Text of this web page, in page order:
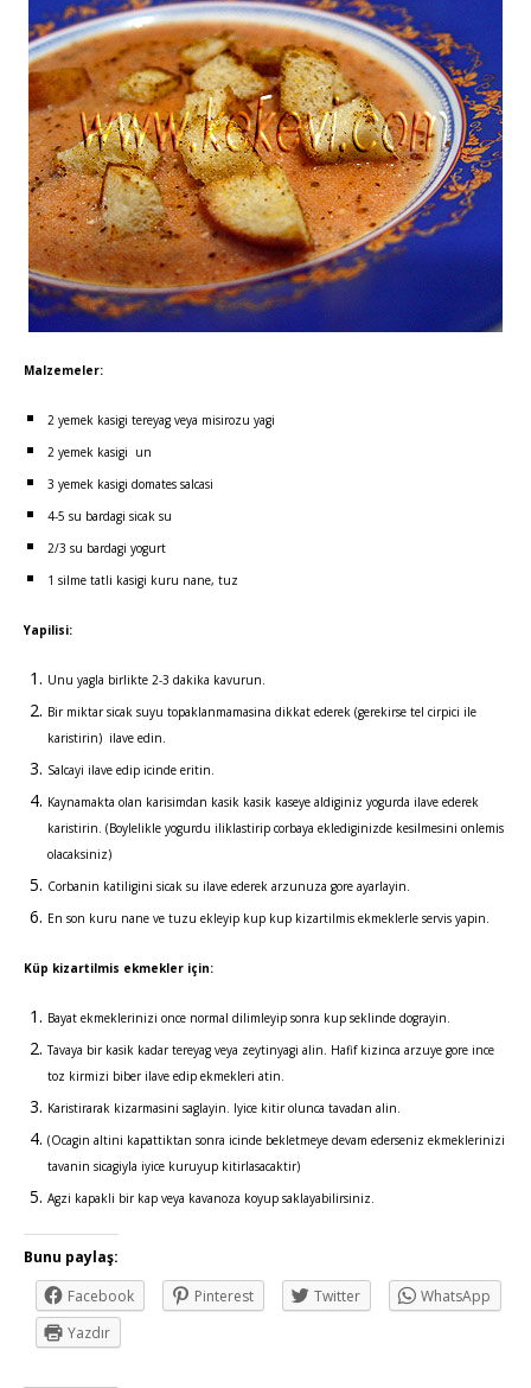
Malzemeler:
2 yemek kasigi tereyag veya misirozu yagi
2 yemek kasigi un
3 yemek kasigi domates salcasi
4-5 su bardagi sicak su
2/3 su bardagi yogurt
1 silme tatli kasigi kuru nane, tuz
Yapilisi:
Unu yagla birlikte 2-3 dakika kavurun.
Bir miktar sicak suyu topaklanmamasina dikkat ederek (gerekirse tel cirpici ile
karistirin) ilave edin.
Salcayi ilave edip icinde eritin.
Kaynamakta olan karisimdan kasik kasik kaseye aldiginiz yogurda ilave ederek
karistirin. (Boylelikle yogurdu iliklastirip corbaya eklediginizde kesilmesini onlemis
olacaksiniz)
Corbanin katiligini sicak su ilave ederek arzunuza gore ayarlayin.
En son kuru nane ve tuzu ekleyip kup kup kizartilmis ekmeklerle servis yapin.
Küp kizartilmis ekmekler için:
Bayat ekmeklerinizi once normal dilimleyip sonra kup seklinde dograyin.
Tavaya bir kasik kadar tereyag veya zeytinyagi alin. Hafif kizinca arzuye gore ince
toz kirmizi biber ilave edip ekmekleri atin.
Karistirarak kizarmasini saglayin. Iyice kitir olunca tavadan alin.
(Ocagin altini kapattiktan sonra icinde bekletmeye devam ederseniz ekmeklerinizi
tavanin sicagiyla iyice kuruyup kitirlasacaktir)
Agzi kapakli bir kap veya kavanoza koyup saklayabilirsiniz.
Bunu paylaş:
Facebook
Pinterest Twitter
WhatsApp
Yazdır